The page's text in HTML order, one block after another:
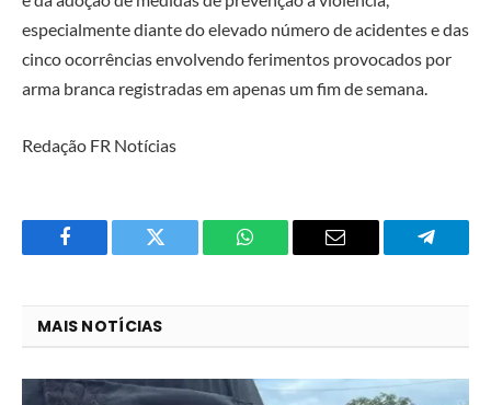
especialmente diante do elevado número de acidentes e das
cinco ocorrências envolvendo ferimentos provocados por
arma branca registradas em apenas um fim de semana.
Redação FR Notícias
Facebook Twitter
O
do
E-
MAIS NOTÍCIAS